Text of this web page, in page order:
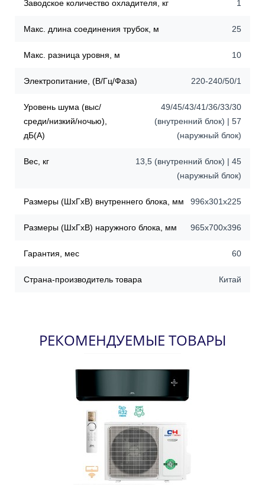
Заводское количество охладителя, кг 1
Макс. длина соединения трубок, м 25
Макс. разница уровня, м 10
Электропитание, (В/Гц/Фаза) 220-240/50/1
Уровень шума (выс/
среди/низкий/ночью),
дБ(A)
49/45/43/41/36/33/30
(внутренний блок) | 57
(наружный блок)
Вес, кг
13,5 (внутренний блок) | 45
(наружный блок)
Размеры (ШхГхВ) внутреннего блока, мм 996x301x225
Размеры (ШхГхВ) наружного блока, мм 965x700x396
Гарантия, мес 60
Страна-производитель товара Китай
РЕКОМЕНДУЕМЫЕ ТОВАРЫ